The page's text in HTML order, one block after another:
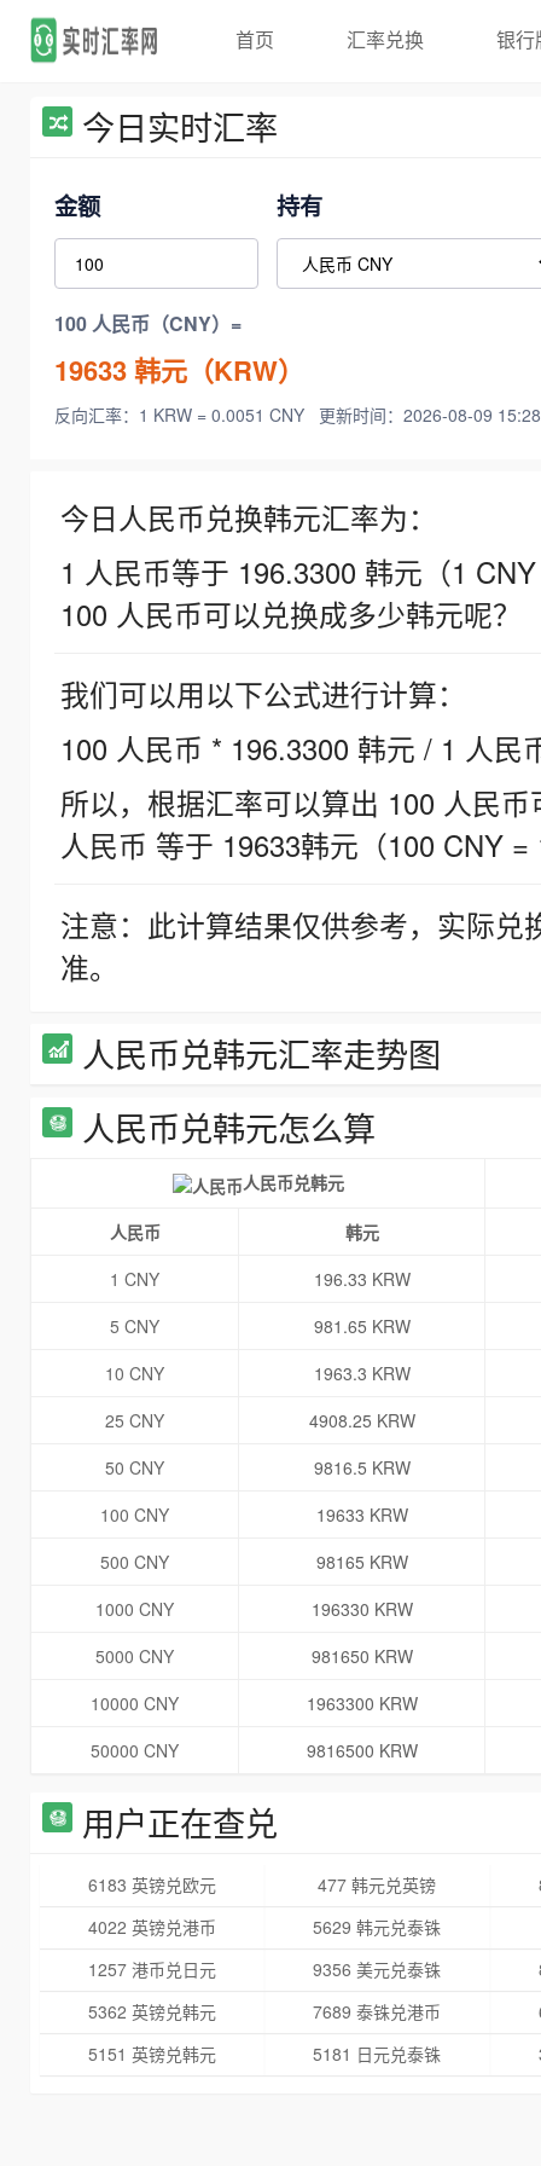
首页 汇率兑换 银行
今日实时汇率
金额 持有
100 人民币（CNY）=
19633韩元（KRW）
反向汇率：1 KRW = 0.0051 CNY 更新时间：2026-08-09
今日人民币兑换韩元汇率为：
1 人民币等于 196.3300 韩元（1
100 人民币可以兑换成多少韩元呢？
我们可以用以下公式进行计算：
100 人民币 * 196.3300 韩元 / 1 人民
所以，根据汇率可以算出 100 人民
人民币 等于 19633韩元（100 CNY =
注意：此计算结果仅供参考，实际
准。
人民币兑韩元汇率走势图
人民币兑韩元怎么算
人民币兑韩元
人民币
韩元
1 CNY
196.33 KRW
5 CNY
981.65 KRW
10 CNY
1963.3 KRW
25 CNY
4908.25 KRW
50 CNY
9816.5 KRW
100 CNY
19633 KRW
500 CNY
98165 KRW
1000 CNY
196330 KRW
5000 CNY
981650 KRW
10000 CNY
1963300 KRW
50000 CNY
9816500 KRW
用户正在查兑
6183 英镑兑欧元 477 韩元兑英镑
4022 英镑兑港币
5629 韩元兑泰铢
1257 港币兑日元
9356 美元兑泰铢
5362 英镑兑韩元
7689 泰铢兑港币
5151 英镑兑韩元
5181 日元兑泰铢